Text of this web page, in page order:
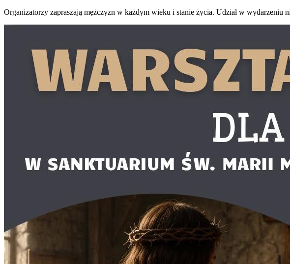
Organizatorzy zapraszają mężczyzn w każdym wieku i stanie życia. Udział w